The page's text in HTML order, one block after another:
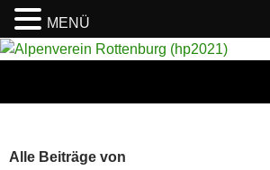
Alle Beiträge von
MENÜ